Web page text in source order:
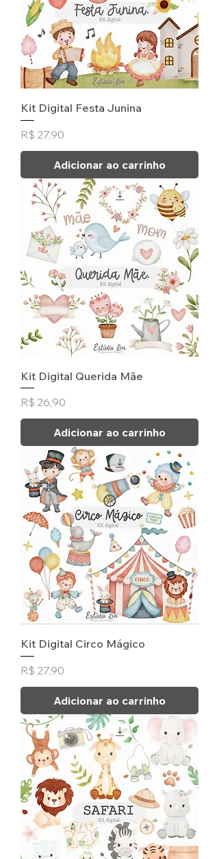
Kit Digital Festa Junina
Preço
R$ 27,90
Adicionar ao carrinho
Kit Digital Querida Mãe
Preço
R$ 26,90
Adicionar ao carrinho
Kit Digital Circo Mágico
Preço
R$ 27,90
Adicionar ao carrinho